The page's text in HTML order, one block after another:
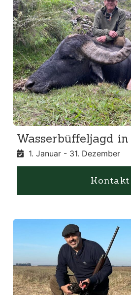
Wasserbüffeljagd
1. Januar - 31. Dezember
Kontakt